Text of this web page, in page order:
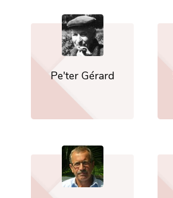
Pe'ter Gérard